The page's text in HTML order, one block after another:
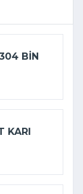
BIN
KARI